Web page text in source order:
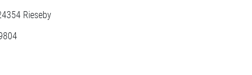
Rieseby